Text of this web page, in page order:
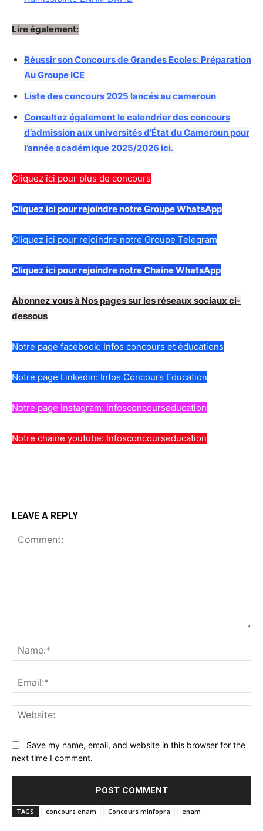
Lire également:
Réussir son Concours de Grandes Ecoles: Préparation
Au Groupe ICE
Liste des concours 2025 lancés au cameroun
Consultez également le calendrier des concours
d’admission aux universités d’État du Cameroun pour
l’année académique 2025/2026 ici.
Cliquez ici pour plus de concours
Cliquez ici pour rejoindre notre Groupe WhatsApp
Cliquez ici pour rejoindre notre Groupe Telegram
Cliquez ici pour rejoindre notre Chaine WhatsApp
Abonnez vous à Nos pages sur les réseaux sociaux ci-
dessous
Notre page facebook: Infos concours et éducations
Notre page Linkedin: Infos Concours Education
Notre page instagram: Infosconcourseducation
Notre chaine youtube: Infosconcourseducation
LEAVE A REPLY
Save my name, email, and website in this browser for the
next time I comment.
TAGS concours enam Concours minfopra enam